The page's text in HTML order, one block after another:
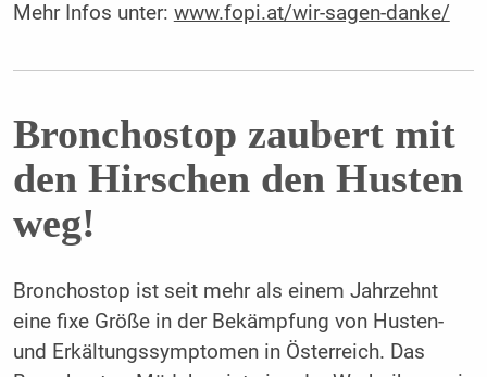
Mehr Infos unter: www.fopi.at/wir-sagen-­danke/
Bronchostop zaubert mit
den Hirschen den Husten
weg!
Bronchostop ist seit mehr als einem Jahrzehnt
eine fixe Größe in der Bekämpfung von Husten-
und Erkältungssymptomen in Österreich. Das